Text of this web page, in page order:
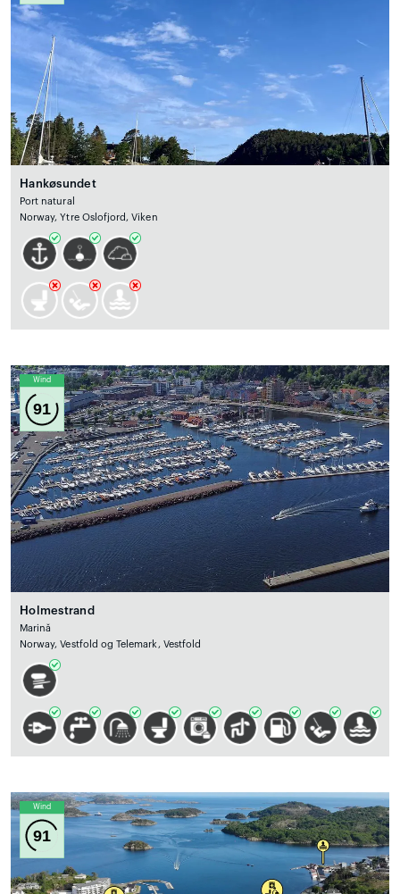
Hankøsundet
Port natural
Norway, Ytre Oslofjord, Viken
Wind
91
Holmestrand
Marină
Norway, Vestfold og Telemark, Vestfold
Wind
91